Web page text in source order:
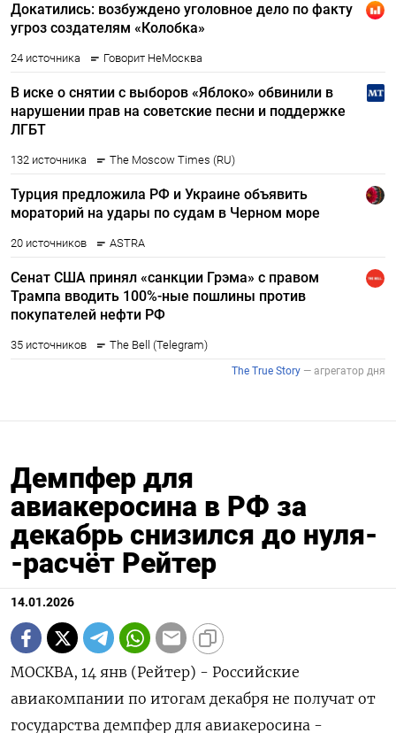
Демпфер для
авиакеросина в РФ за
декабрь снизился до нуля-
-расчёт Рейтер
14.01.2026
МОСКВА, 14 янв (Рейтер) - Российские
авиакомпании по итогам декабря не получат от
государства демпфер для авиакеросина -